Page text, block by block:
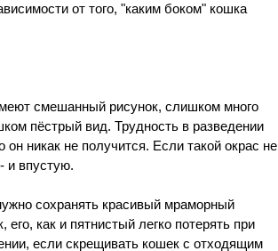
от того, "каким боком" кошка
смешанный рисунок, слишком много
пёстрый вид. Трудность в разведении
никак не получится. Если такой окрас не
и впустую.
сохранять красивый мраморный
его, как и пятнистый легко потерять при
если скрещивать кошек с отходящим